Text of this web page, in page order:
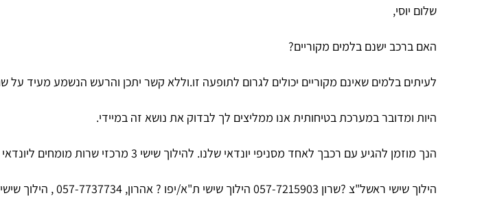
שלום יוסי,
האם ברכב ישנם בלמים מקוריים?
לעיתים בלמים שאינם מקוריים יכולים לגרום לתופעה זו.וללא קשר יתכן והרעש הנשמע מעיד על
היות ומדובר במערכת בטיחותית אנו ממליצים לך לבדוק את נושא זה במיידי.
הנך מוזמן להגיע עם רכבך לאחד מסניפי יונדאי שלנו. להילוך שישי 3 מרכזי שרות מומחים ליונדאי והם :
הילוך שישי ראשל"צ ?שרון 057-7215903 הילוך שישי ת"א/יפו ? אהרון, 057-7737734 , הילוך שישי רעננה ? אבי, 057-7266049.